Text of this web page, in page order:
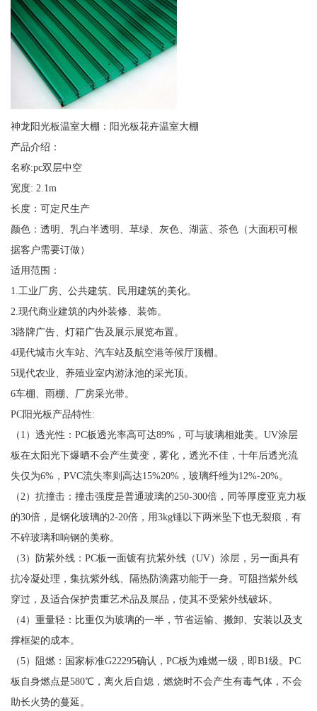
神龙阳光板温室大棚：阳光板花卉温室大棚
产品介绍：
名称:pc双层中空
宽度: 2.1m
长度：可定尺生产
颜色：透明、乳白半透明、草绿、灰色、湖蓝、茶色（大面积可根
据客户需要订做）
适用范围：
1.工业厂房、公共建筑、民用建筑的美化。
2.现代商业建筑的内外装修、装饰。
3路牌广告、灯箱广告及展示展览布置。
4现代城市火车站、汽车站及航空港等候厅顶棚。
5现代农业、养殖业室内游泳池的采光顶。
6车棚、雨棚、厂房采光带。
PC阳光板产品特性:
（1）透光性：PC板透光率高可达89%，可与玻璃相妣美。UV涂层
板在太阳光下爆晒不会产生黄变，雾化，透光不佳，十年后透光流
失仅为6%，PVC流失率则高达15%20%，玻璃纤维为12%-20%。
（2）抗撞击：撞击强度是普通玻璃的250-300倍，同等厚度亚克力板
的30倍，是钢化玻璃的2-20倍，用3kg锤以下两米坠下也无裂痕，有
不碎玻璃和响钢的美称。
（3）防紫外线：PC板一面镀有抗紫外线（UV）涂层，另一面具有
抗冷凝处理，集抗紫外线、隔热防滴露功能于一身。可阻挡紫外线
穿过，及适合保护贵重艺术品及展品，使其不受紫外线破坏。
（4）重量轻：比重仅为玻璃的一半，节省运输、搬卸、安装以及支
撑框架的成本。
（5）阻燃：国家标准G22295确认，PC板为难燃一级，即B1级。PC
板自身燃点是580℃，离火后自熄，燃烧时不会产生有毒气体，不会
助长火势的蔓延。